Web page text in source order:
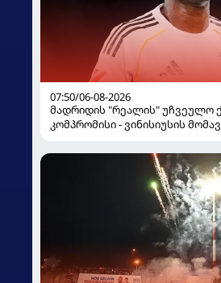
07:50/06-08-2026
მადრიდის "რეალის" უჩვეულო
კომპრომისი - ვინისიუსის